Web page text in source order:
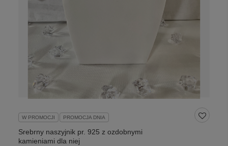
W PROMOCJI PROMOCJA DNIA
Srebrny naszyjnik pr. 925 z ozdobnymi
kamieniami dla niej